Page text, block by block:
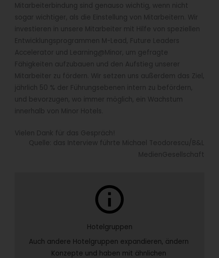
Mitarbeiterbindung sind genauso wichtig, wenn nicht
sogar wichtiger, als die Einstellung von Mitarbeitern. Wir
investieren in unsere Mitarbeiter mit Hilfe von speziellen
Entwicklungsprogrammen M-Lead, Future Leaders
Accelerator und Learning@Minor, um gefragte
Fähigkeiten aufzubauen und den Aufstieg unserer
Mitarbeiter zu fördern. Wir setzen uns außerdem das Ziel,
jährlich 50 % der Führungsebenen intern zu befördern,
und bevorzugen, wo immer möglich, ein Wachstum
innerhalb von Minor Hotels.
Vielen Dank für das Gespräch!
Quelle: das Interview führte Michael Teodorescu/B&L
MedienGesellschaft
info
Hotelgruppen
Auch andere Hotelgruppen expandieren, ändern
Konzepte und haben mit ähnlichen